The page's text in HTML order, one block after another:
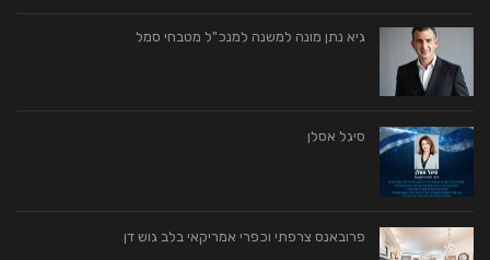
גיא נתן מונה למשנה למנכ"ל מטבחי סמל
סיגל אסלן
פרובאנס צרפתי וכפרי אמריקאי בלב גוש דן